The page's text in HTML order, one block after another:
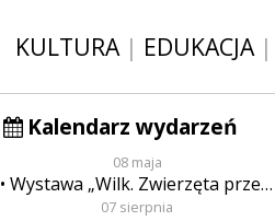
KULTURA| EDUKACJA|
Kalendarz wydarzeń
08 maja
Wystawa „Wilk. Zwierzęta przeklęte”
07 sierpnia